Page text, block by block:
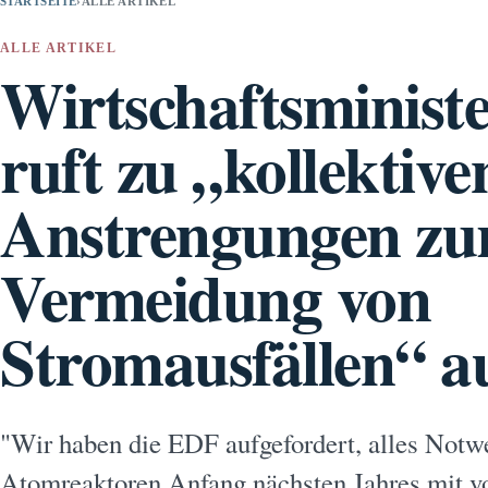
ALLE ARTIKEL
ruft zu
Anstrengungen
Vermeidung von
Stromausfällen“
"Wir haben die EDF aufgefordert, alles